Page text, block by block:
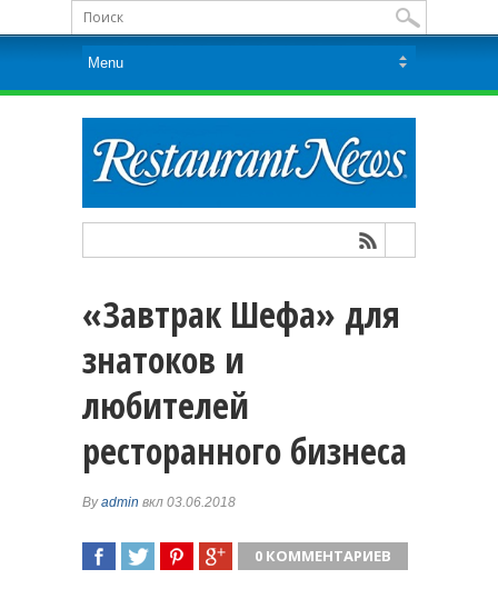
«Завтрак Шефа» для
знатоков и
любителей
ресторанного бизнеса
Byadmin вкл 03.06.2018
0 КОММЕНТАРИЕВ